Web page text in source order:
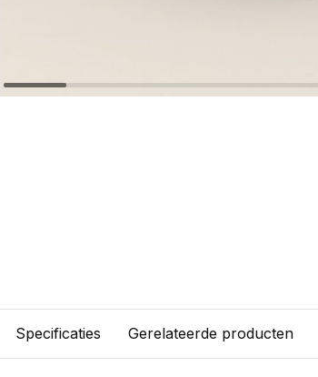
Specificaties Gerelateerde producten